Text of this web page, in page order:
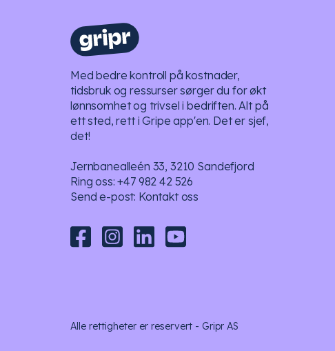
Med bedre kontroll på kostnader,
tidsbruk og ressurser sørger du for økt
lønnsomhet og trivsel i bedriften. Alt på
ett sted, rett i Gripe app'en. Det er sjef,
det!
Jernbanealleén 33, 3210 Sandefjord
Ring oss:+47 982 42 526
Send e-post: Kontakt oss
Alle rettigheter er reservert - Gripr AS